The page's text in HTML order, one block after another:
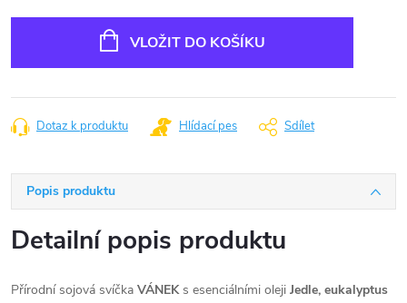
VLOŽIT DO KOŠÍKU
Dotaz k produktu Hlídací pes Sdílet
Popis produktu
Detailní popis produktu
Přírodní sojová svíčka VÁNEK s esenciálními oleji Jedle, eukalyptus